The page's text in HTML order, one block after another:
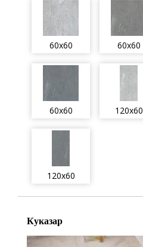
60x60 60x60
60x60 120x60
120x60
Куказар